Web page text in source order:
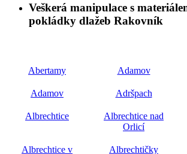
Veškerá manipulace s
pokládky dlažeb Rakovník
Abertamy Adamov
Adamov Adršpach
Albrechtice
Albrechtice nad
Orlicí
Albrechtice v
Albrechtičky